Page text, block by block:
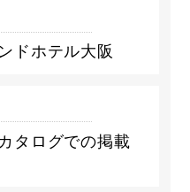
ドホテル大阪
タログでの掲載